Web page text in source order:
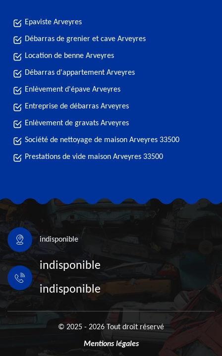
Epaviste Arveyres
Débarras de grenier et cave Arveyres
Location de benne Arveyres
Débarras d'appartement Arveyres
Enlèvement d'épave Arveyres
Entreprise de débarras Arveyres
Enlèvement de gravats Arveyres
Société de nettoyage de maison Arveyres 33500
Prestations de vide maison Arveyres 33500
indisponible
indisponible
indisponible
© 2025 - 2026 Tout droit réservé
Mentions légales